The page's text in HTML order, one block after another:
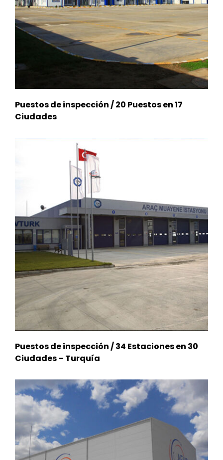
Puestos de inspección / 20 Puestos en 17
Ciudades
Puestos de inspección / 34 Estaciones en 30
Ciudades – Turquía